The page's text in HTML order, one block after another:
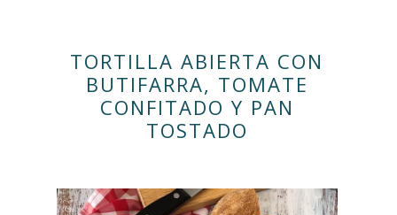
TORTILLA ABIERTA CON
BUTIFARRA, TOMATE
CONFITADO Y PAN
TOSTADO